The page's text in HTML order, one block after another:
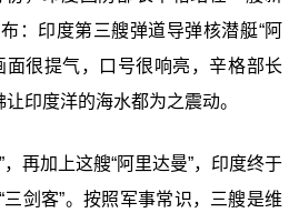
：印度第三艘弹道导弹核潜艇“阿
面很提气，口号很响亮，辛格部长
让印度洋的海水都为之震动。
，再加上这艘“阿里达曼”，印度终于
剑客”。按照军事常识，三艘是维